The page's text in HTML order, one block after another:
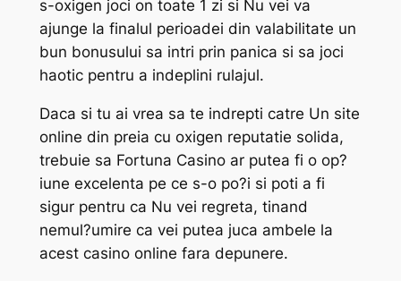
s-oxigen joci on toate 1 zi si Nu vei va
ajunge la finalul perioadei din valabilitate un
bun bonusului sa intri prin panica si sa joci
haotic pentru a indeplini rulajul.
Daca si tu ai vrea sa te indrepti catre Un site
online din preia cu oxigen reputatie solida,
trebuie sa Fortuna Casino ar putea fi o op?
iune excelenta pe ce s-o po?i si poti a fi
sigur pentru ca Nu vei regreta, tinand
nemul?umire ca vei putea juca ambele la
acest casino online fara depunere.